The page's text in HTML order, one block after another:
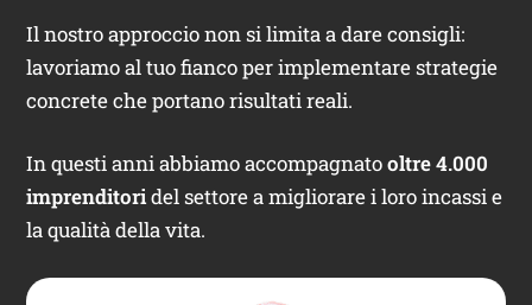
Il nostro approccio non si limita a dare consigli:
lavoriamo al tuo fianco per implementare strategie
concrete che portano risultati reali.
In questi anni abbiamo accompagnatooltre 4.000
imprenditoridel settore a migliorare i loro incassi e
la qualità della vita.